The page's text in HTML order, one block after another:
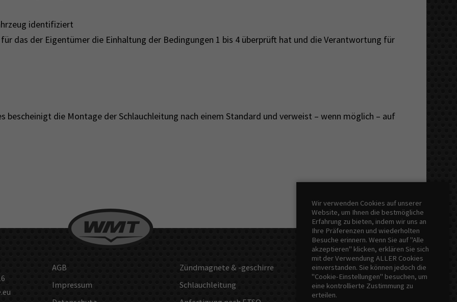
identifiziert
das der Eigentümer die Einhaltung der Bedingungen 1 bis 4 überprüft hat und die Verantwortung für
bescheinigt die Montage der Schlauchleitung nach einem Standard und verweist – wenn möglich – auf
AGB
Impressum
Zündmagnete & -geschirre
Schlauchleitung
Laborleistungen
sonstige Produkte
Wir verwenden Cookies auf unserer
Website, um Ihnen die bestmögliche
Erfahrung zu bieten, indem wir uns an
Ihre Präferenzen und wiederholten
Besuche erinnern. Wenn Sie auf "Alle
akzeptieren" klicken, erklären Sie sich
mit der Verwendung ALLER Cookies
einverstanden. Sie können jedoch die
"Cookie-Einstellungen" besuchen, um
eine kontrollierte Zustimmung zu
erteilen.